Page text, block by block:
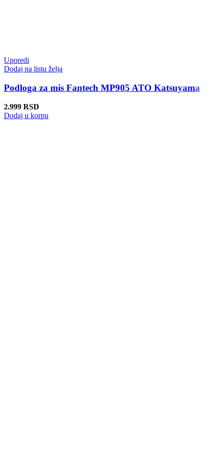
Uporedi
Dodaj na listu želja
Podloga za mis Fantech MP905 ATO Katsuyama
2.999 RSD
Dodaj u korpu